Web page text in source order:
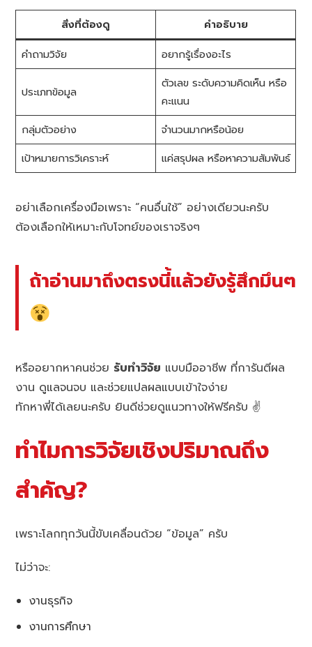
สิ่งที่ต้องดู
คำอธิบาย
คำถามวิจัย
อยากรู้เรื่องอะไร
ประเภทข้อมูล
ตัวเลข ระดับความคิดเห็น หรือ
คะแนน
กลุ่มตัวอย่าง
จำนวนมากหรือน้อย
เป้าหมายการวิเคราะห์
แค่สรุปผล หรือหาความสัมพันธ์
อย่าเลือกเครื่องมือเพราะ “คนอื่นใช้” อย่างเดียวนะครับ
ต้องเลือกให้เหมาะกับโจทย์ของเราจริงๆ
ถ้าอ่านมาถึงตรงนี้แล้วยังรู้สึกมึนๆ
หรืออยากหาคนช่วย รับทำวิจัย แบบมืออาชีพ ที่การันตีผล
งาน ดูแลจนจบ และช่วยแปลผลแบบเข้าใจง่าย
ทักหาพี่ได้เลยนะครับ ยินดีช่วยดูแนวทางให้ฟรีครับ ✌️
ทำไมการวิจัยเชิงปริมาณถึง
สำคัญ?
เพราะโลกทุกวันนี้ขับเคลื่อนด้วย “ข้อมูล” ครับ
ไม่ว่าจะ:
งานธุรกิจ
งานการศึกษา